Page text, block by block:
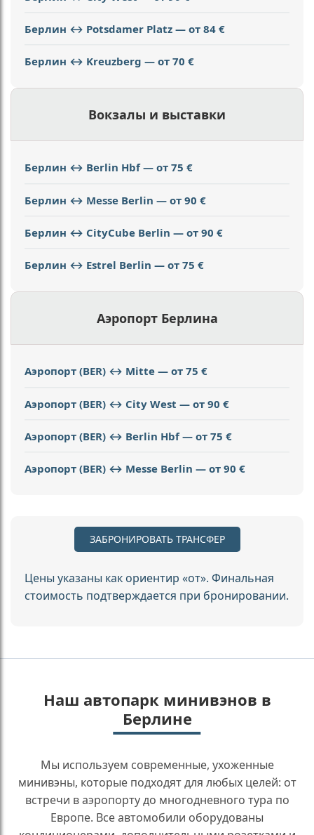
Берлин ↔ Potsdamer Platz — от 84 €
Берлин ↔ Kreuzberg — от 70 €
Вокзалы и выставки
Берлин ↔ Berlin Hbf — от 75 €
Берлин ↔ Messe Berlin — от 90 €
Берлин ↔ CityCube Berlin — от 90 €
Берлин ↔ Estrel Berlin — от 75 €
Аэропорт Берлина
Аэропорт (BER) ↔ Mitte — от 75 €
Аэропорт (BER) ↔ City West — от 90 €
Аэропорт (BER) ↔ Berlin Hbf — от 75 €
Аэропорт (BER) ↔ Messe Berlin — от 90 €
ЗАБРОНИРОВАТЬ ТРАНСФЕР
Цены указаны как ориентир «от». Финальная
стоимость подтверждается при бронировании.
Наш автопарк минивэнов в
Берлине
Мы используем современные, ухоженные
минивэны, которые подходят для любых целей: от
встречи в аэропорту до многодневного тура по
Европе. Все автомобили оборудованы